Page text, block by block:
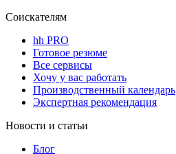
Соискателям
hh PRO
Готовое резюме
Все сервисы
Хочу у вас работать
Производственный календарь
Экспертная рекомендация
Новости и статьи
Блог